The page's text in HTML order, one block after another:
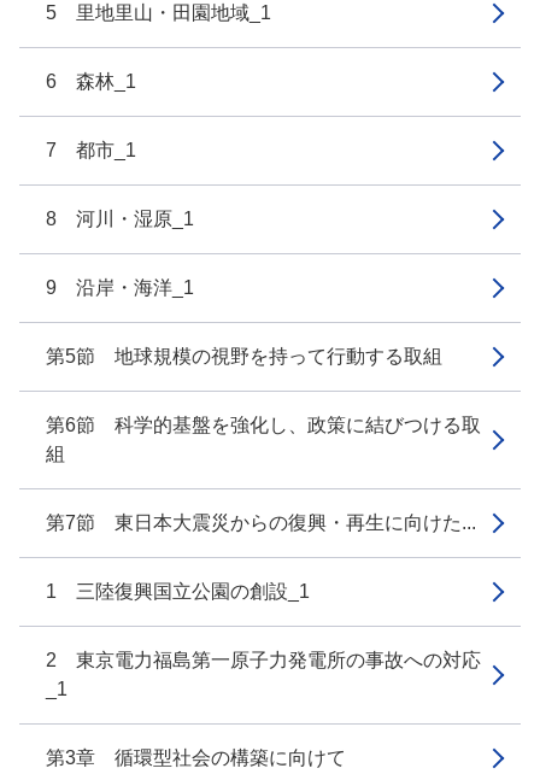
5 里地里山・田園地域_1
6 森林_1
7 都市_1
8 河川・湿原_1
9 沿岸・海洋_1
第5節 地球規模の視野を持って行動する取組
第6節 科学的基盤を強化し、政策に結びつける取
組
第7節 東日本大震災からの復興・再生に向けた...
1 三陸復興国立公園の創設_1
2 東京電力福島第一原子力発電所の事故への対応
_1
第3章 循環型社会の構築に向けて